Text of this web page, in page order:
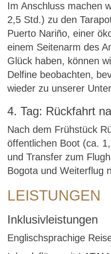
Im Anschluss machen
2,5 Std.) zu den
Puerto Nariño, einer
einem Seitenarm des
Glück haben, können
Delfine beobachten,
wieder zu unserer
4. Tag: Rückfahrt
Nach dem Frühstück
öffentlichen Boot (ca.
und Transfer zum
Bogota und Weiterflug
LEISTUNGEN
Inklusivleistungen
Englischsprachige